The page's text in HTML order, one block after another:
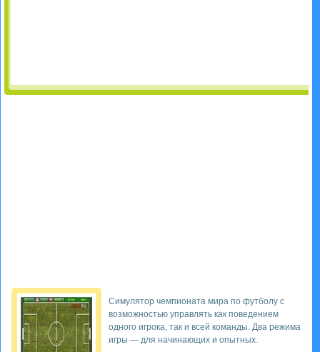
Симулятор чемпионата мира по футболу с
возможностью управлять как поведением
одного игрока, так и всей команды. Два режима
игры — для начинающих и опытных.